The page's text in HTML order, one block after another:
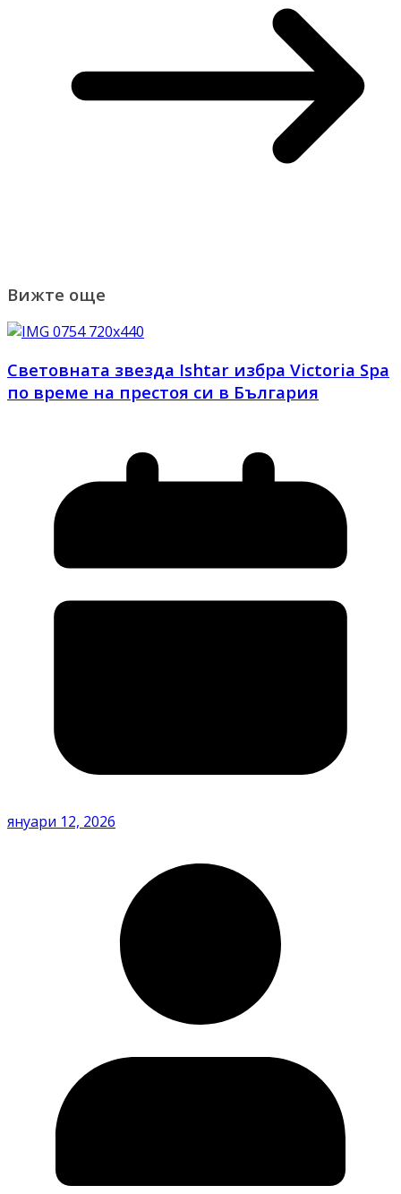
Вижте още
Световната звезда Ishtar избра Victoria Spa
по време на престоя си в България
януари 12, 2026